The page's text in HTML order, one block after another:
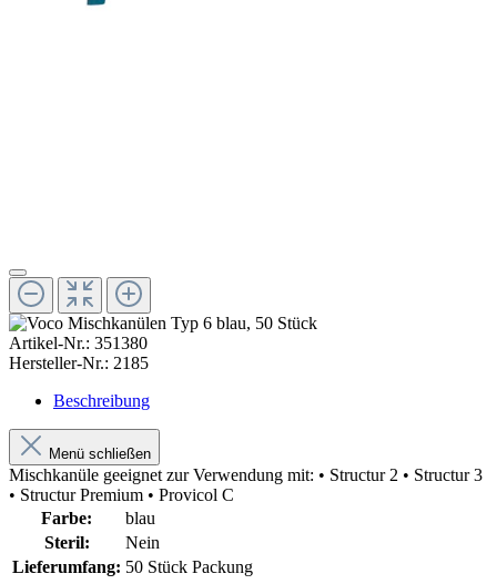
Artikel-Nr.: 351380
Hersteller-Nr.: 2185
Beschreibung
Menü schließen
Mischkanüle geeignet zur Verwendung mit: • Structur 2 • Structur 3
• Structur Premium • Provicol C
Farbe:
blau
Steril:
Nein
Lieferumfang: 50 Stück Packung